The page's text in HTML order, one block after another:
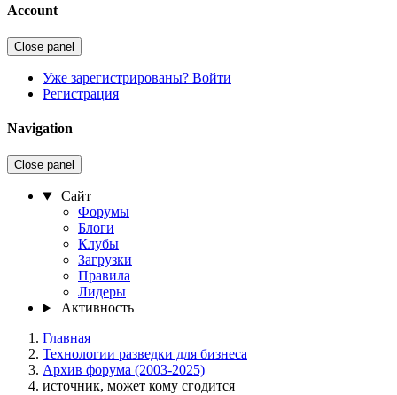
Account
Close panel
Уже зарегистрированы? Войти
Регистрация
Navigation
Close panel
Сайт
Форумы
Блоги
Клубы
Загрузки
Правила
Лидеры
Активность
Главная
Технологии разведки для бизнеса
Архив форума (2003-2025)
источник, может кому сгодится